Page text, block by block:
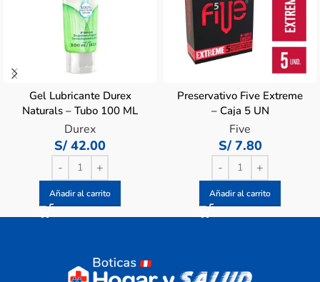
Gel Lubricante Durex
Naturals – Tubo 100 ML
Durex
S/ 42.00
Añadir al carrito
Preservativo Five Extreme
– Caja 5 UN
Five
S/7.80
Añadir al carrito